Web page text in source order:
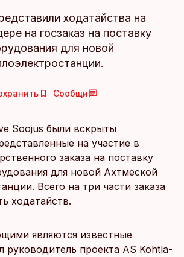
ходатайства на
на госзаказ на поставку
для новой
Сообщи
Soojus были вскрыты
на участие в
заказа на поставку
для новой Ахтмеской
Всего на три части заказа
ходатайств.
являются известные
руководитель проекта AS Kohtla-